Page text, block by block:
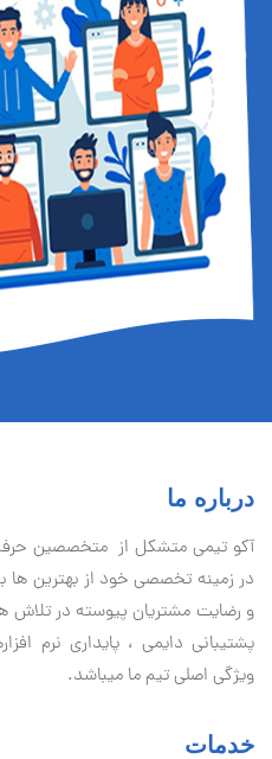
درباره ما
آكو تيمی متشکل از متخصصین
در زمینه تخصصی خود از بهترین ها
و رضایت مشتریان پیوسته در
پشتیبانی دايمی ، پایداری نرم
ویژگی اصلی تیم ما میباشد.
خدمات